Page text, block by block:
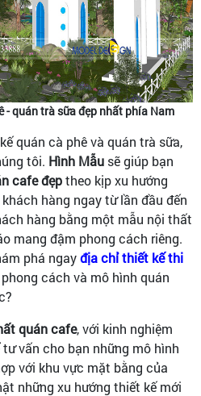
- quán trà sữa đẹp nhất phía Nam
quán cà phê và quán trà sữa,
tôi. Hình Mẫu sẽ giúp bạn
cafe đẹptheo kịp xu hướng
hàng ngay từ lần đầu đến
hàng bằng một mẫu nội thất
mang đậm phong cách riêng.
phá ngayđịa chỉ thiết kế thi
cách và mô hình quán
quán cafe, với kinh nghiệm
vấn cho bạn những mô hình
với khu vực mặt bằng của
những xu hướng thiết kế mới